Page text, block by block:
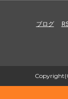
ブログ